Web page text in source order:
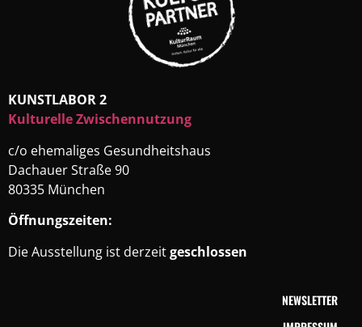
KUNSTLABOR 2
Kulturelle Zwischennutzung
c/o ehemaliges Gesundheitshaus
Dachauer Straße 90
80335 München
Öffnungszeiten:
Die Ausstellung ist derzeitgeschlossen
NEWSLETTER